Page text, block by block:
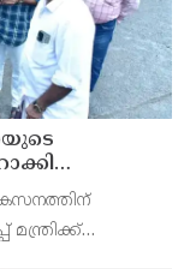
എൽ എ
മന്ത്രിക്ക്